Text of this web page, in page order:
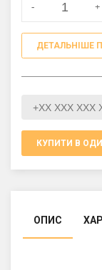
- +
ДЕТАЛЬНІШЕ
КУПИТИ В
ОПИС